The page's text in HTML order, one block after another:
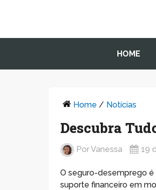
HOME
Home / Notícias
Descubra
PorVanessa 19
O seguro-desemprego
suporte financeiro em